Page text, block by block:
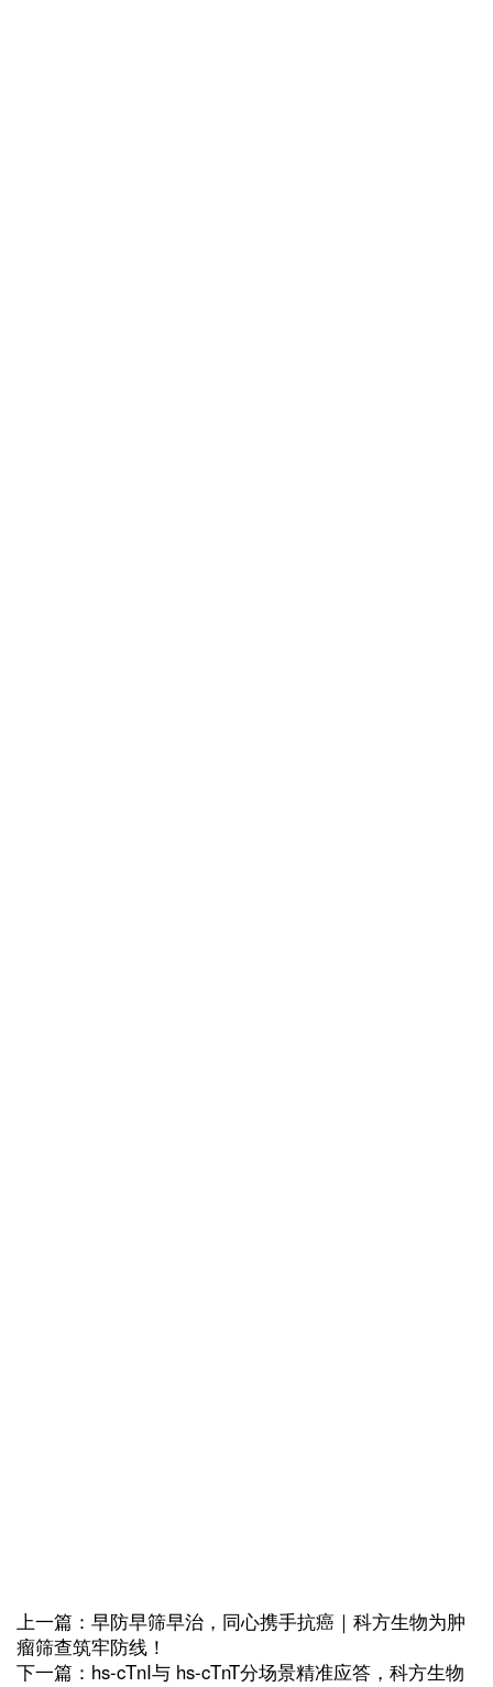
上一篇：早防早筛早治，同心携手抗癌｜科方生物为肿
瘤筛查筑牢防线！
下一篇：hs-cTnI与 hs-cTnT分场景精准应答，科方生物